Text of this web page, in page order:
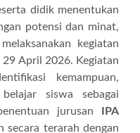
didik menentukan
potensi dan minat,
kegiatan
29 April 2026. Kegiatan
kemampuan,
siswa sebagai
jurusan
IPA
secara terarah dengan